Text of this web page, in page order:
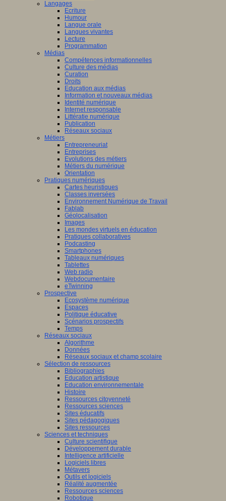
Langages
Ecriture
Humour
Langue orale
Langues vivantes
Lecture
Programmation
Médias
Compétences informationnelles
Culture des médias
Curation
Droits
Education aux médias
Information et nouveaux médias
Identité numérique
Internet responsable
Littératie numérique
Publication
Réseaux sociaux
Métiers
Entrepreneuriat
Entreprises
Evolutions des métiers
Métiers du numérique
Orientation
Pratiques numériques
Cartes heuristiques
Classes inversées
Environnement Numérique de Travail
Fablab
Géolocalisation
Images
Les mondes virtuels en éducation
Pratiques collaboratives
Podcasting
Smartphones
Tableaux numériques
Tablettes
Web radio
Webdocumentaire
eTwinning
Prospective
Ecosystème numérique
Espaces
Politique éducative
Scénarios prospectifs
Temps
Réseaux sociaux
Algorithme
Données
Réseaux sociaux et champ scolaire
Sélection de ressources
Bibliographies
Education artistique
Education environnementale
Histoire
Ressources citoyenneté
Ressources sciences
Sites éducatifs
Sites pédagogiques
Sites ressources
Sciences et techniques
Culture scientifique
Développement durable
Intelligence artificielle
Logiciels libres
Métavers
Outils et logiciels
Réalité augmentée
Ressources sciences
Robotique